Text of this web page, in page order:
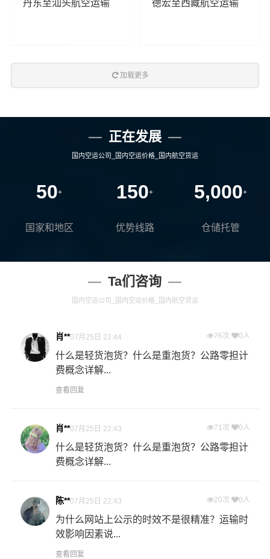
丹东至汕头航空运输
德宏至西藏航空运输
加载更多
正在发展
国内空运公司_国内空运价格_国内航空货运
50+
国家和地区
150+
优势线路
5,000+
仓储托管
Ta们咨询
国内空运公司_国内空运价格_国内航空货运
肖**07月25日 22:44 76次 0人
什么是轻货泡货？什么是重泡货？公路零担计
费概念详解...
查看回复
肖**07月25日 22:43 71次 0人
什么是轻货泡货？什么是重泡货？公路零担计
费概念详解...
陈**07月25日 22:43 20次 0人
为什么网站上公示的时效不是很精准？运输时
效影响因素说...
查看回复